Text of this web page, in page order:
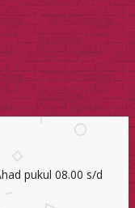
pukul 08.00 s/d